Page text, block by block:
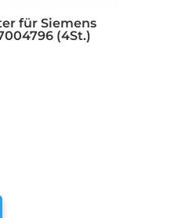
für Siemens
(4St.)